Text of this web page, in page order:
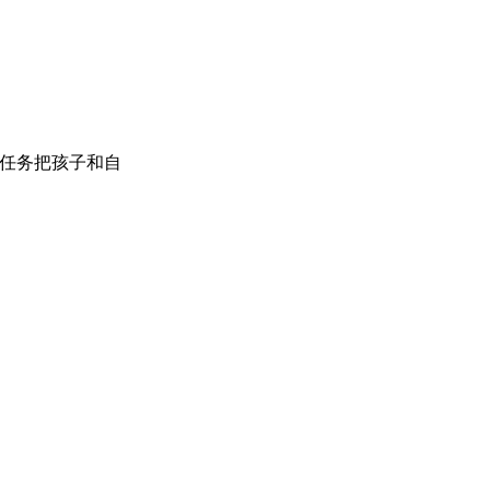
务把孩子和自